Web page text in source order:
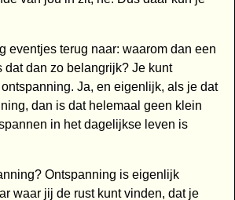
eventjes terug naar: waarom dan een
dat dan zo belangrijk? Je kunt
Ja, en eigenlijk, als je dat
dan is dat helemaal geen klein
in het dagelijkse leven is
Ontspanning is eigenlijk
waar jij de rust kunt vinden, dat je